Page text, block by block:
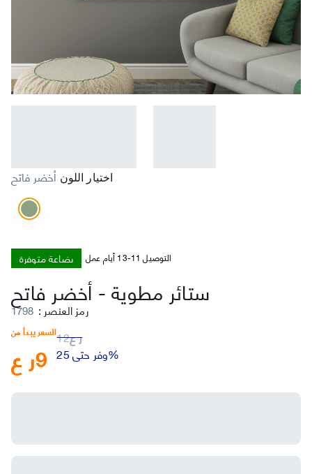
اختيار اللون أخضر فاتح
بضاعة متوفرة التوصيل 11-13 أيام عمل
ستائر مطوية-أخضر فاتح
رمز العنصر :
1798
السعر يبدأ من
ر ع9
ر ع12
وفر حتى 25%